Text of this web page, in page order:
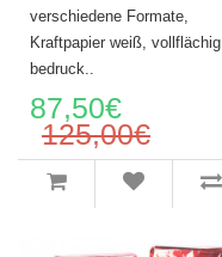
verschiedene Formate,
Kraftpapier weiß, vollflächig
bedruck..
87,50€
125,00€